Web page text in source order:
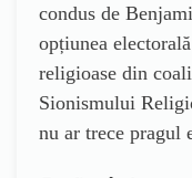
condus de
opțiunea
religioase din
Sionismului
nu ar trece pragul